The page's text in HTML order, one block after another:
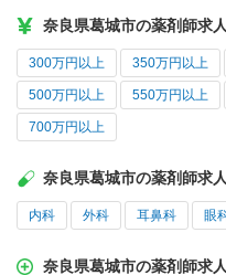
奈良県葛城市の薬剤師求
300万円以上 350万円以上
500万円以上 550万円以上
700万円以上
奈良県葛城市の薬剤師求
内科 外科 耳鼻科 眼
奈良県葛城市の薬剤師求